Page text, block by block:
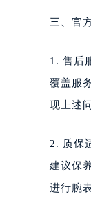
三、官
1. 售后
覆盖服
现上述
2. 质保
建议保
进行腕